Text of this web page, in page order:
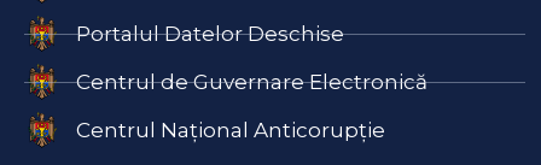
Portalul Datelor Deschise
Centrul de Guvernare Electronică
Centrul Național Anticorupție